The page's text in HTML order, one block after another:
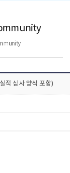
적 심사 양식 포함)